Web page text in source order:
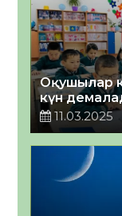
Оқушылар
күн
11.03.2025